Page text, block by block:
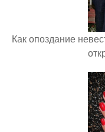
Как опоздание